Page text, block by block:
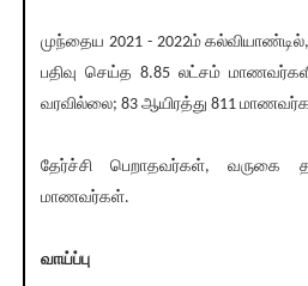
முந்தைய 2021 - 2022ம்
பதிவு செய்த 8.85 லட்சம்
வரவில்லை; 83 ஆயிரத்து 811
தேர்ச்சி பெறாதவர்கள், வருகை
மாணவர்கள்.
வாய்ப்பு